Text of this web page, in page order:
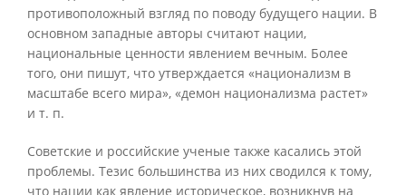
противоположный взгляд по поводу будущего нации. В
основном западные авторы считают нации,
национальные ценности явлением вечным. Более
того, они пишут, что утверждается «национализм в
масштабе всего мира», «демон национализма растет»
и т. п.
Советские и российские ученые также касались этой
проблемы. Тезис большинства из них сводился к тому,
что нации как явление историческое, возникнув на